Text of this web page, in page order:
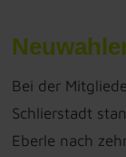
Bei der
Schlierstadt
Eberle nach